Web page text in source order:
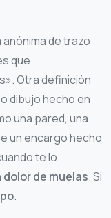
de trazo
que
Otra definición
dibujo hecho en
una pared, una
un encargo hecho
te lo
dolor de muelas. Si
.